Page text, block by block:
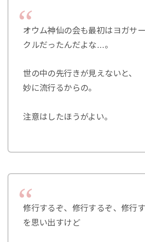
オウム神仙の会も最初はヨガサ
クルだったんだよな…。
世の中の先行きが見えないと、
妙に流行るからの。
注意はしたほうがよい。
修行するぞ、修行するぞ、修行
を思い出すけど